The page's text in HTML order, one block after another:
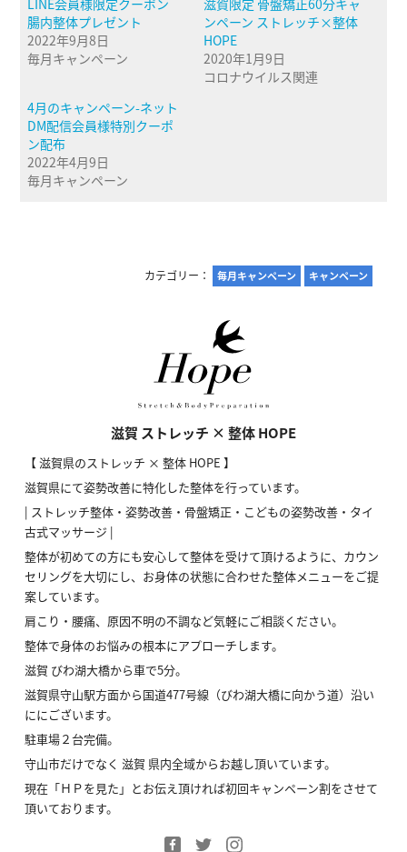
腸内整体プレゼント
2022年9月8日
毎月キャンペーン
ンペーン ストレッチ×整体
HOPE
2020年1月9日
コロナウイルス関連
4月のキャンペーン-ネット
DM配信会員様特別クーポ
ン配布
2022年4月9日
毎月キャンペーン
カテゴリー： 毎月キャンペーン キャンペーン
滋賀 ストレッチ × 整体 HOPE
【 滋賀県のストレッチ × 整体 HOPE 】
滋賀県にて姿勢改善に特化した整体を行っています。
| ストレッチ整体・姿勢改善・骨盤矯正・こどもの姿勢改善・タイ
古式マッサージ |
整体が初めての方にも安心して整体を受けて頂けるように、カウン
セリングを大切にし、お身体の状態に合わせた整体メニューをご提
案しています。
肩こり・腰痛、原因不明の不調など気軽にご相談ください。
整体で身体のお悩みの根本にアプローチします。
滋賀 びわ湖大橋から車で5分。
滋賀県守山駅方面から国道477号線（びわ湖大橋に向かう道）沿い
ににございます。
駐車場２台完備。
守山市だけでなく 滋賀 県内全域からお越し頂いています。
現在「ＨＰを見た」とお伝え頂ければ初回キャンペーン割をさせて
頂いております。